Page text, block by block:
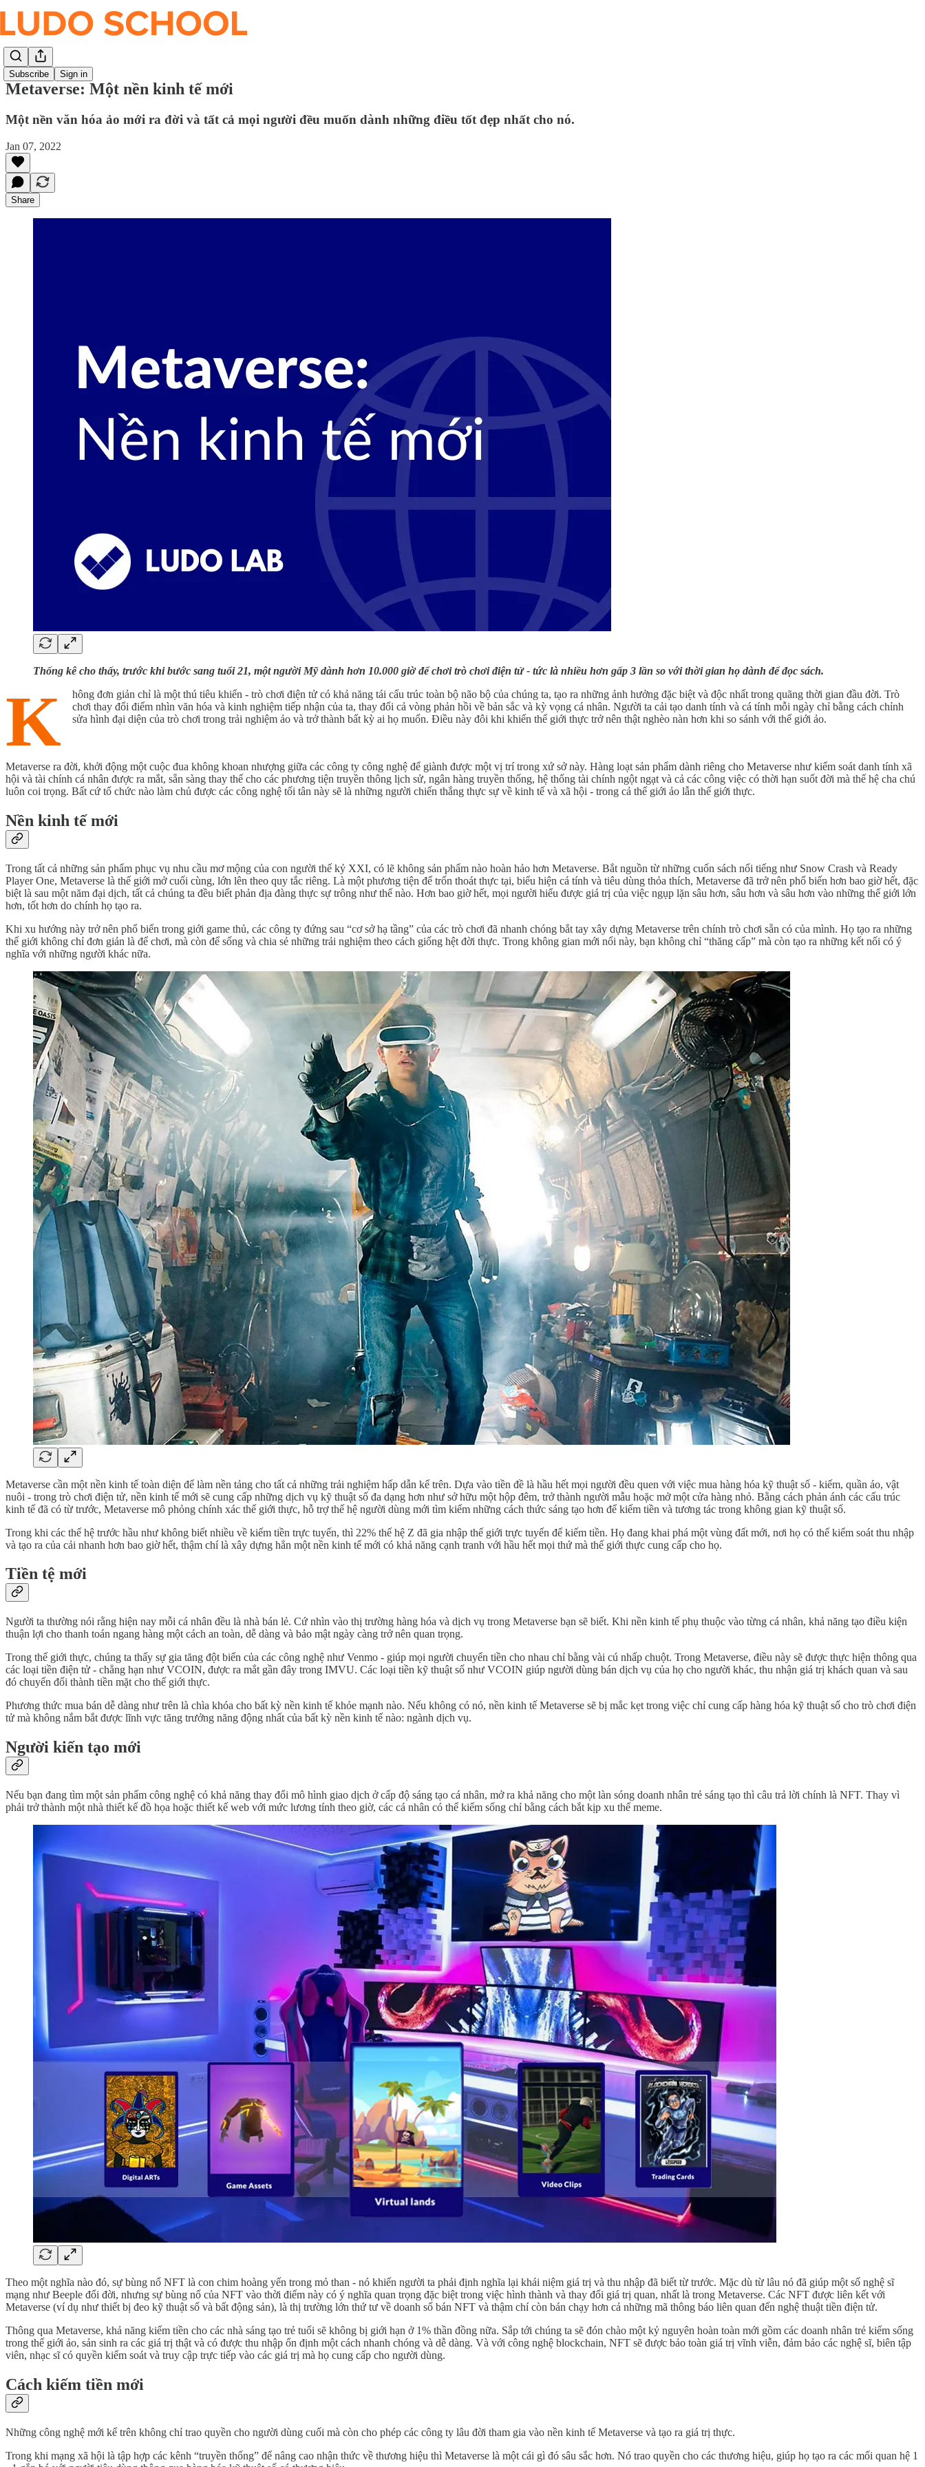
Subscribe Sign in
Metaverse: Một nền kinh tế mới
Một nền văn hóa ảo mới ra đời và tất cả mọi người đều muốn dành những điều tốt đẹp nhất cho nó.
Jan 07, 2022
Share
Thống kê cho thấy, trước khi bước sang tuổi 21, một người Mỹ dành hơn 10.000 giờ để chơi trò chơi điện tử - tức là nhiều hơn gấp 3 lần so với thời gian họ dành để đọc sách.
K
hông đơn giản chỉ là một thú tiêu khiển - trò chơi điện tử có khả năng tái cấu trúc toàn bộ não bộ của chúng ta, tạo ra những ảnh hưởng đặc biệt và độc nhất trong quãng thời gian đầu đời. Trò
chơi thay đổi điểm nhìn văn hóa và kinh nghiệm tiếp nhận của ta, thay đổi cả vòng phản hồi về bản sắc và kỳ vọng cá nhân. Người ta cải tạo danh tính và cá tính mỗi ngày chỉ bằng cách chỉnh
sửa hình đại diện của trò chơi trong trải nghiệm ảo và trở thành bất kỳ ai họ muốn. Điều này đôi khi khiến thế giới thực trở nên thật nghèo nàn hơn khi so sánh với thế giới ảo.
Metaverse ra đời, khởi động một cuộc đua không khoan nhượng giữa các công ty công nghệ để giành được một vị trí trong xứ sở này. Hàng loạt sản phẩm dành riêng cho Metaverse như kiểm soát danh tính xã
hội và tài chính cá nhân được ra mắt, sẵn sàng thay thế cho các phương tiện truyền thông lịch sử, ngân hàng truyền thống, hệ thống tài chính ngột ngạt và cả các công việc có thời hạn suốt đời mà thế hệ cha chú
luôn coi trọng. Bất cứ tổ chức nào làm chủ được các công nghệ tối tân này sẽ là những người chiến thắng thực sự về kinh tế và xã hội - trong cả thế giới ảo lẫn thế giới thực.
Nền kinh tế mới
Trong tất cả những sản phẩm phục vụ nhu cầu mơ mộng của con người thế kỷ XXI, có lẽ không sản phẩm nào hoàn hảo hơn Metaverse. Bắt nguồn từ những cuốn sách nổi tiếng như Snow Crash và Ready
Player One, Metaverse là thế giới mở cuối cùng, lớn lên theo quy tắc riêng. Là một phương tiện để trốn thoát thực tại, biểu hiện cá tính và tiêu dùng thỏa thích, Metaverse đã trở nên phổ biến hơn bao giờ hết, đặc
biệt là sau một năm đại dịch, tất cả chúng ta đều biết phản địa đàng thực sự trông như thế nào. Hơn bao giờ hết, mọi người hiểu được giá trị của việc ngụp lặn sâu hơn, sâu hơn và sâu hơn vào những thế giới lớn
hơn, tốt hơn do chính họ tạo ra.
Khi xu hướng này trở nên phổ biến trong giới game thủ, các công ty đứng sau “cơ sở hạ tầng” của các trò chơi đã nhanh chóng bắt tay xây dựng Metaverse trên chính trò chơi sẵn có của mình. Họ tạo ra những
thế giới không chỉ đơn giản là để chơi, mà còn để sống và chia sẻ những trải nghiệm theo cách giống hệt đời thực. Trong không gian mới nổi này, bạn không chỉ “thăng cấp” mà còn tạo ra những kết nối có ý
nghĩa với những người khác nữa.
Metaverse cần một nền kinh tế toàn diện để làm nền tảng cho tất cả những trải nghiệm hấp dẫn kể trên. Dựa vào tiền đề là hầu hết mọi người đều quen với việc mua hàng hóa kỹ thuật số - kiếm, quần áo, vật
nuôi - trong trò chơi điện tử, nền kinh tế mới sẽ cung cấp những dịch vụ kỹ thuật số đa dạng hơn như sở hữu một hộp đêm, trở thành người mẫu hoặc mở một cửa hàng nhỏ. Bằng cách phản ánh các cấu trúc
kinh tế đã có từ trước, Metaverse mô phỏng chính xác thế giới thực, hỗ trợ thế hệ người dùng mới tìm kiếm những cách thức sáng tạo hơn để kiếm tiền và tương tác trong không gian kỹ thuật số.
Trong khi các thế hệ trước hầu như không biết nhiều về kiếm tiền trực tuyến, thì 22% thế hệ Z đã gia nhập thế giới trực tuyến để kiếm tiền. Họ đang khai phá một vùng đất mới, nơi họ có thể kiểm soát thu nhập
và tạo ra của cải nhanh hơn bao giờ hết, thậm chí là xây dựng hẳn một nền kinh tế mới có khả năng cạnh tranh với hầu hết mọi thứ mà thế giới thực cung cấp cho họ.
Tiền tệ mới
Người ta thường nói rằng hiện nay mỗi cá nhân đều là nhà bán lẻ. Cứ nhìn vào thị trường hàng hóa và dịch vụ trong Metaverse bạn sẽ biết. Khi nền kinh tế phụ thuộc vào từng cá nhân, khả năng tạo điều kiện
thuận lợi cho thanh toán ngang hàng một cách an toàn, dễ dàng và bảo mật ngày càng trở nên quan trọng.
Trong thế giới thực, chúng ta thấy sự gia tăng đột biến của các công nghệ như Venmo - giúp mọi người chuyển tiền cho nhau chỉ bằng vài cú nhấp chuột. Trong Metaverse, điều này sẽ được thực hiện thông qua
các loại tiền điện tử - chẳng hạn như VCOIN, được ra mắt gần đây trong IMVU. Các loại tiền kỹ thuật số như VCOIN giúp người dùng bán dịch vụ của họ cho người khác, thu nhận giá trị khách quan và sau
đó chuyển đổi thành tiền mặt cho thế giới thực.
Phương thức mua bán dễ dàng như trên là chìa khóa cho bất kỳ nền kinh tế khỏe mạnh nào. Nếu không có nó, nền kinh tế Metaverse sẽ bị mắc kẹt trong việc chỉ cung cấp hàng hóa kỹ thuật số cho trò chơi điện
tử mà không nắm bắt được lĩnh vực tăng trưởng năng động nhất của bất kỳ nền kinh tế nào: ngành dịch vụ.
Người kiến tạo mới
Nếu bạn đang tìm một sản phẩm công nghệ có khả năng thay đổi mô hình giao dịch ở cấp độ sáng tạo cá nhân, mở ra khả năng cho một làn sóng doanh nhân trẻ sáng tạo thì câu trả lời chính là NFT. Thay vì
phải trở thành một nhà thiết kế đồ họa hoặc thiết kế web với mức lương tính theo giờ, các cá nhân có thể kiếm sống chỉ bằng cách bắt kịp xu thế meme.
Theo một nghĩa nào đó, sự bùng nổ NFT là con chim hoàng yến trong mỏ than - nó khiến người ta phải định nghĩa lại khái niệm giá trị và thu nhập đã biết từ trước. Mặc dù từ lâu nó đã giúp một số nghệ sĩ
mạng như Beeple đổi đời, nhưng sự bùng nổ của NFT vào thời điểm này có ý nghĩa quan trọng đặc biệt trong việc hình thành và thay đổi giá trị quan, nhất là trong Metaverse. Các NFT được liên kết với
Metaverse (ví dụ như thiết bị đeo kỹ thuật số và bất động sản), là thị trường lớn thứ tư về doanh số bán NFT và thậm chí còn bán chạy hơn cả những mã thông báo liên quan đến nghệ thuật tiền điện tử.
Thông qua Metaverse, khả năng kiếm tiền cho các nhà sáng tạo trẻ tuổi sẽ không bị giới hạn ở 1% thần đồng nữa. Sắp tới chúng ta sẽ đón chào một kỷ nguyên hoàn toàn mới gồm các doanh nhân trẻ kiếm sống
trong thế giới ảo, sản sinh ra các giá trị thật và có được thu nhập ổn định một cách nhanh chóng và dễ dàng. Và với công nghệ blockchain, NFT sẽ được bảo toàn giá trị vĩnh viễn, đảm bảo các nghệ sĩ, biên tập
viên, nhạc sĩ có quyền kiểm soát và truy cập trực tiếp vào các giá trị mà họ cung cấp cho người dùng.
Cách kiếm tiền mới
Những công nghệ mới kể trên không chỉ trao quyền cho người dùng cuối mà còn cho phép các công ty lâu đời tham gia vào nền kinh tế Metaverse và tạo ra giá trị thực.
Trong khi mạng xã hội là tập hợp các kênh “truyền thống” để nâng cao nhận thức về thương hiệu thì Metaverse là một cái gì đó sâu sắc hơn. Nó trao quyền cho các thương hiệu, giúp họ tạo ra các mối quan hệ 1